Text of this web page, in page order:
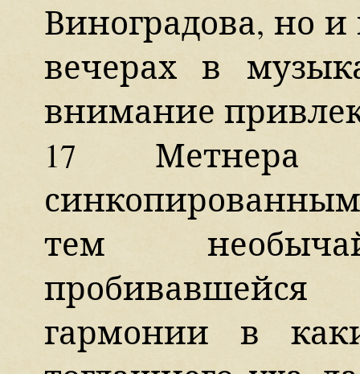
Виноградова, но
вечерах в
внимание
17
тем
гармонии в